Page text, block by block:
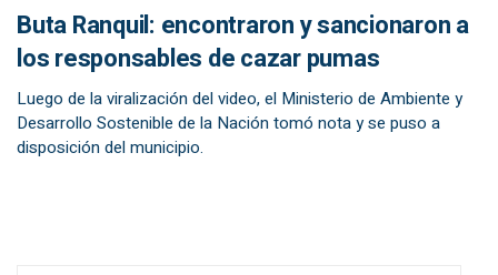
Buta Ranquil: encontraron y sancionaron a
los responsables de cazar pumas
Luego de la viralización del video, el Ministerio de Ambiente y
Desarrollo Sostenible de la Nación tomó nota y se puso a
disposición del municipio.